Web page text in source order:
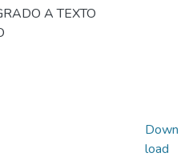
A TEXTO
Down
load